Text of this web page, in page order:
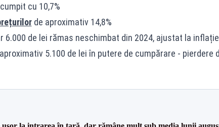
cu 10,7%
de aproximativ 14,8%
6.000 de lei rămas neschimbat din 2024, ajustat la
5.100 de lei în putere de cumpărare - pierdere